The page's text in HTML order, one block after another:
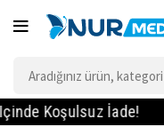
Koşulsuz İade!